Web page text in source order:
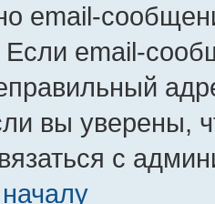
email-
Если email-
вы уверены,
с